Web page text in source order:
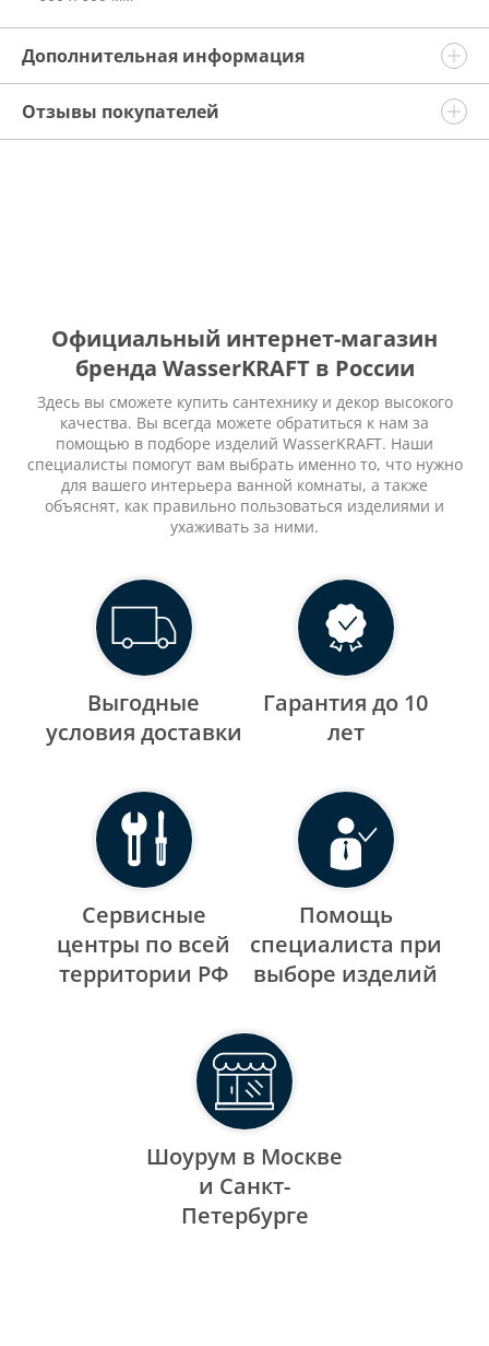
Дополнительная информация
Отзывы покупателей
Официальный интернет-магазин
бренда WasserKRAFT в России
Здесь вы сможете купить сантехнику и декор высокого
качества. Вы всегда можете обратиться к нам за
помощью в подборе изделий WasserKRAFT. Наши
специалисты помогут вам выбрать именно то, что нужно
для вашего интерьера ванной комнаты, а также
объяснят, как правильно пользоваться изделиями и
ухаживать за ними.
Выгодные
уcловия доставки
Гарантия до 10
лет
Сервисные
центры по всей
территории РФ
Помощь
специалиста при
выборе изделий
Шоурум в Москве
и Санкт-
Петербурге